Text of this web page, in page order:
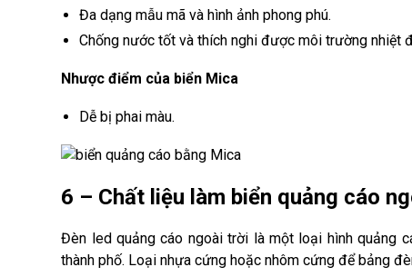
Đa dạng mẫu mã và hình ảnh phong phú.
Chống nước tốt và thích nghi được môi trường nhiệt
Nhược điểm của biển Mica
Dễ bị phai màu.
6 – Chất liệu làm biển quảng cáo
Đèn led quảng cáo ngoài trời là một loại hình quảng
thành phố. Loại nhựa cứng hoặc nhôm cứng để bảng